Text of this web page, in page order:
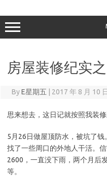
房屋装修纪实
ByE星期五 2017 年 8 月 10
思来想去，这日记就按照我装修
5月26日做屋顶防水，被坑了钱
找了一些周口的外地人干活。
2600，一直没下雨，两个月后
等。